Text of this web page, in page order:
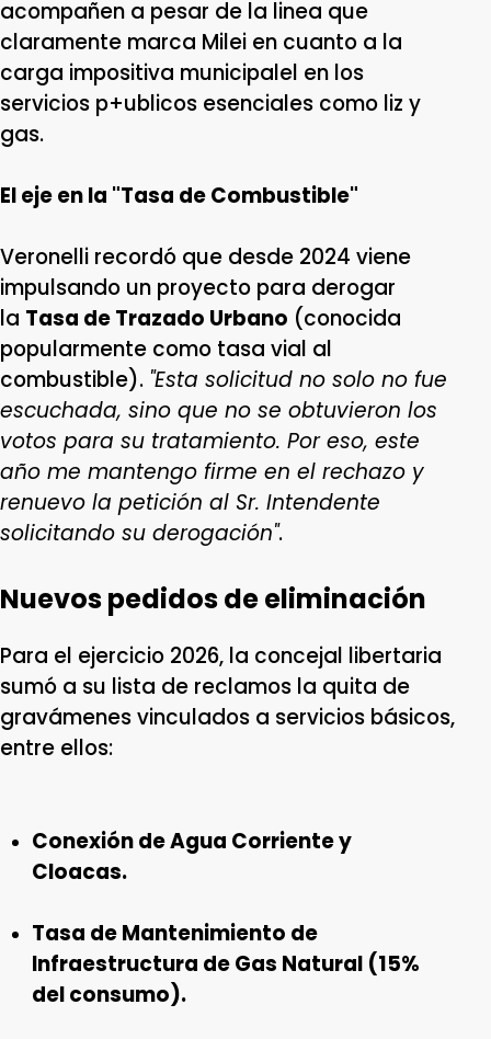
acompañen a pesar de la linea que
claramente marca Milei en cuanto a la
carga impositiva municipalel en los
servicios p+ublicos esenciales como liz y
gas.
El eje en la "Tasa de Combustible"
Veronelli recordó que desde 2024 viene
impulsando un proyecto para derogar
la Tasa de Trazado Urbano (conocida
popularmente como tasa vial al
combustible). "Esta solicitud no solo no fue
escuchada, sino que no se obtuvieron los
votos para su tratamiento. Por eso, este
año me mantengo firme en el rechazo y
renuevo la petición al Sr. Intendente
solicitando su derogación".
Nuevos pedidos de eliminación
Para el ejercicio 2026, la concejal libertaria
sumó a su lista de reclamos la quita de
gravámenes vinculados a servicios básicos,
entre ellos:
Conexión de Agua Corriente y
Cloacas.
Tasa de Mantenimiento de
Infraestructura de Gas Natural (15%
del consumo).